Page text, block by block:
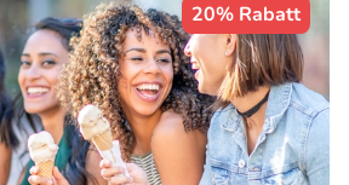
20% Rabatt